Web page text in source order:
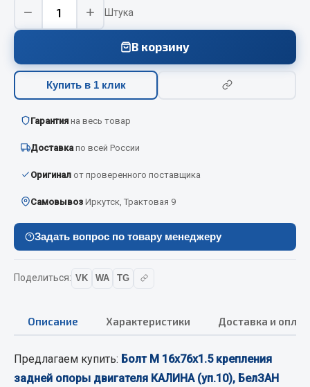
Автозвук
Аксессуары автомобильные
Аптечки и знаки автомобильные
Брызговики
Вентиляторы кабины
Вымпела
Показать ещё
Весь раздел
Смазочные материалы
Масла
Охладжающие жидкости
Весь раздел
МЕТИЗЫ
− + Штука
В корзину
Купить в 1 клик
Гарантия на весь товар
Доставка по всей России
Оригинал от проверенного поставщика
Самовывоз Иркутск, Трактовая 9
Задать вопрос по товару менеджеру
Поделиться: VK WA TG
Описание Характеристики Доставка и
Предлагаем купить: Болт М 16х76х1.5 крепления
задней опоры двигателя КАЛИНА (уп.10), БелЗАН